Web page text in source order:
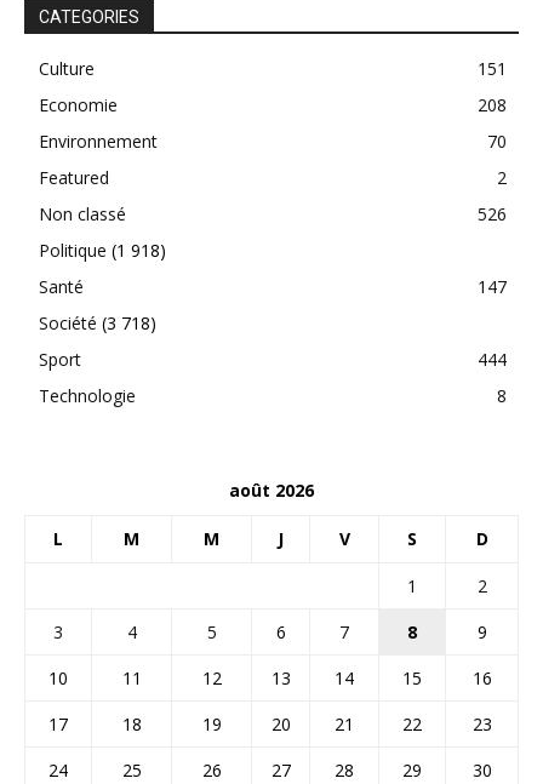
CATEGORIES
Culture
151
Economie
208
Environnement
70
Featured
2
Non classé
526
Politique (1 918)
Santé
147
Société (3 718)
Sport
444
Technologie
8
août 2026
L M M J V S D
1
2
3
4 5 6 7 8
9
10
11 12 13 14 15
16
17
18 19 20 21 22
23
24
25 26 27 28 29
30